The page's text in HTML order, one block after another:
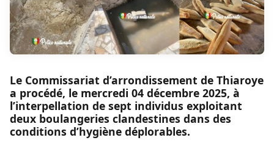
Le Commissariat d’arrondissement de Thiaroye
a procédé, le mercredi 04 décembre 2025, à
l’interpellation de sept individus exploitant
deux boulangeries clandestines dans des
conditions d’hygiène déplorables.